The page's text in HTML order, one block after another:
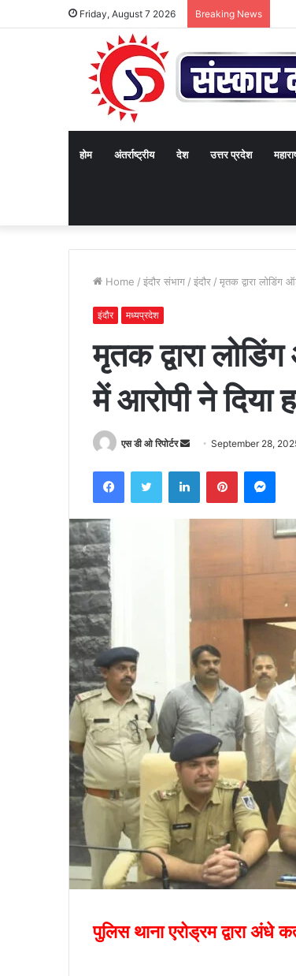
Friday, August 7 2026 Breaking News
होम अंतर्राष्ट्रीय देश उत्तर प्रदेश
Home / इंदौर संभाग / इंदौर / मृतक द्वारा लोडिंग
इंदौर मध्यप्रदेश
मृतक द्वारा
में आरोपी ने दिया
एस डी ओ रिपोर्टर
SendSeptember 28,
FacebookTwitter LinkedInPinterest
पुलिस थाना एरोड्रम द्वारा अंधे